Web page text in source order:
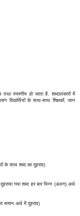
स्मरणीय हो जाता है. शब्दालंकारों में
विद्यार्थियों के साथ-साथ शिक्षकों, जान
के साथ शब्द का दुहराव)
गया शब्द हर बार भिन्न (अलग) अर्थ
समान अर्थ में दुहराव)